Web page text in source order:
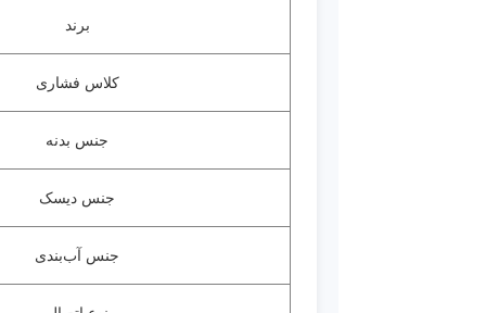
برند
کلاس فشاری
جنس بدنه
جنس دیسک
جنس آب‌بندی